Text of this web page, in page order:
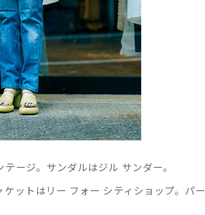
ージ。サンダルはジル サンダー。
ットはリー フォー シティショップ。パー